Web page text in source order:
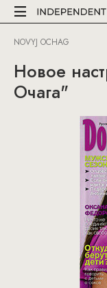
NOVYJ OCHAG
Новое
Очага"